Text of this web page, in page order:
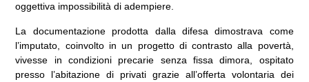
oggettiva impossibilità di adempiere.
La documentazione prodotta dalla difesa dimostrava come
l’imputato, coinvolto in un progetto di contrasto alla povertà,
vivesse in condizioni precarie senza fissa dimora, ospitato
presso l’abitazione di privati grazie all’offerta volontaria dei